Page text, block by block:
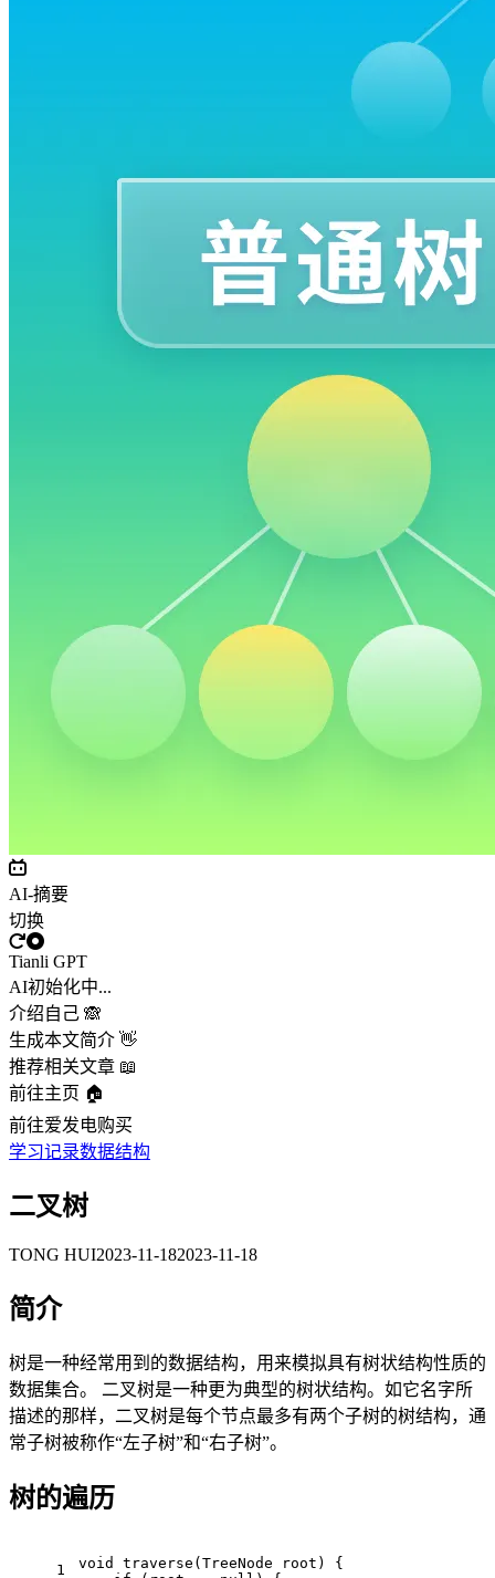
AI-摘要
切换
Tianli GPT
AI初始化中...
介绍自己 🙈
生成本文简介 👋
推荐相关文章 📖
前往主页 🏠
前往爱发电购买
学习记录数据结构
二叉树
TONG HUI2023-11-182023-11-18
简介
树是一种经常用到的数据结构，用来模拟具有树状结构性质的
数据集合。 二叉树是一种更为典型的树状结构。如它名字所
描述的那样，二叉树是每个节点最多有两个子树的树结构，通
常子树被称作“左子树”和“右子树”。
树的遍历
1
void traverse (TreeNode root)
{